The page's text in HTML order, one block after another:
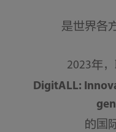
是世界各
2023年
DigitALL:
的国